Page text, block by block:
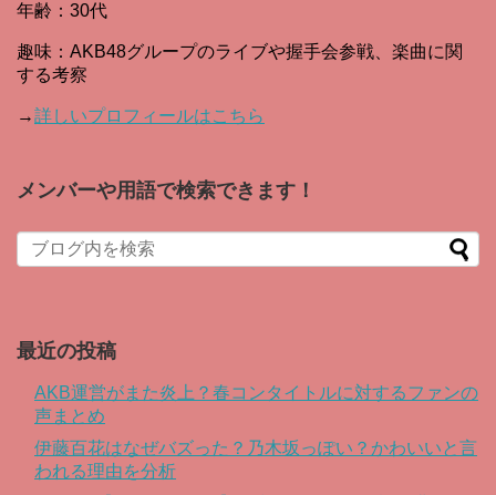
年齢：30代
趣味：AKB48グループのライブや握手会参戦、楽曲に関
する考察
→詳しいプロフィールはこちら
メンバーや用語で検索できます！
最近の投稿
AKB運営がまた炎上？春コンタイトルに対するファンの
声まとめ
伊藤百花はなぜバズった？乃木坂っぽい？かわいいと言
われる理由を分析